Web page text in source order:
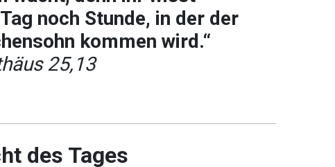
noch Stunde, in der der
kommen wird.“
25,13
des Tages